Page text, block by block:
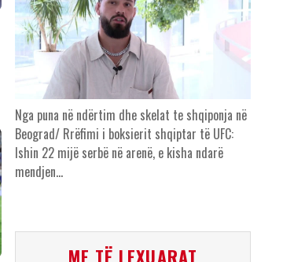
Nga puna në ndërtim dhe skelat te shqiponja në
Beograd/ Rrëfimi i boksierit shqiptar të UFC:
Ishin 22 mijë serbë në arenë, e kisha ndarë
mendjen…
ME TË LEXUARAT